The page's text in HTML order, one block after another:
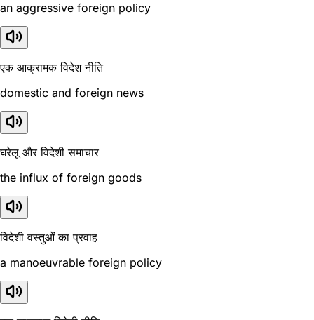
an aggressive foreign policy
एक आक्रामक विदेश नीति
domestic and foreign news
घरेलू और विदेशी समाचार
the influx of foreign goods
विदेशी वस्तुओं का प्रवाह
a manoeuvrable foreign policy